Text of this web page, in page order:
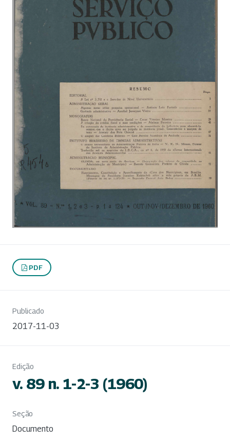
PDF
Publicado
2017-11-03
Edição
v. 89 n. 1-2-3 (1960)
Seção
Documento